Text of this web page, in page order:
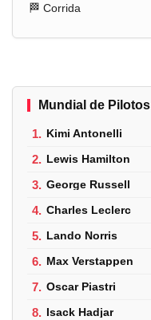
🏁 Corrida
Mundial de Pilotos
1. Kimi Antonelli
2. Lewis Hamilton
3. George Russell
4. Charles Leclerc
5. Lando Norris
6. Max Verstappen
7. Oscar Piastri
8. Isack Hadjar